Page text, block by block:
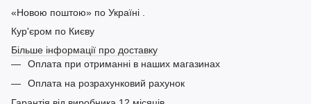
«Новою поштою» по Україні .
Кур'єром по Києву
Більше інформації про доставку
Оплата при отриманні в наших магазинах
Оплата на розрахунковий рахунок